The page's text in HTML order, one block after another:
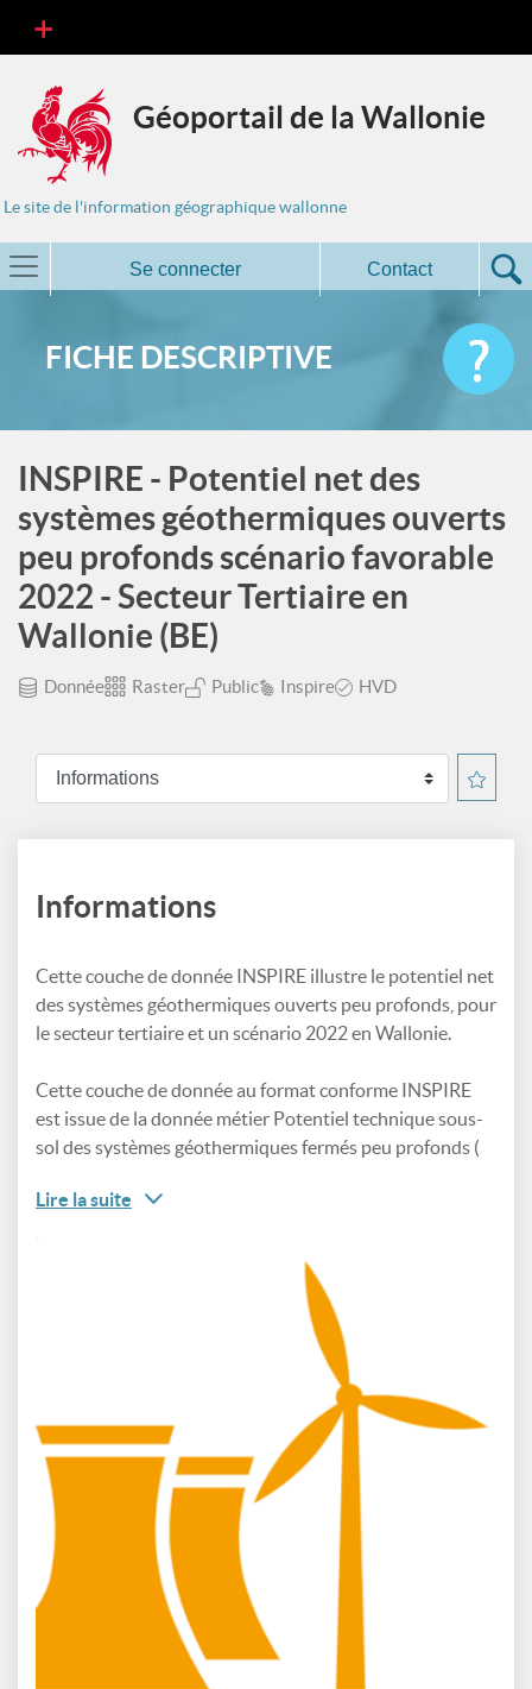
Géoportail de la Wallonie
Le site de l'information géographique wallonne
Se connecter Contact
FICHE DESCRIPTIVE
INSPIRE - Potentiel net des
systèmes géothermiques ouverts
peu profonds scénario favorable
2022 - Secteur Tertiaire en
Wallonie (BE)
Donnée Raster Public Inspire HVD
Informations
Cette couche de donnée INSPIRE illustre le potentiel net
des systèmes géothermiques ouverts peu profonds, pour
le secteur tertiaire et un scénario 2022 en Wallonie.
Cette couche de donnée au format conforme INSPIRE
est issue de la donnée métier Potentiel technique sous-
sol des systèmes géothermiques fermés peu profonds (
Lire la suite